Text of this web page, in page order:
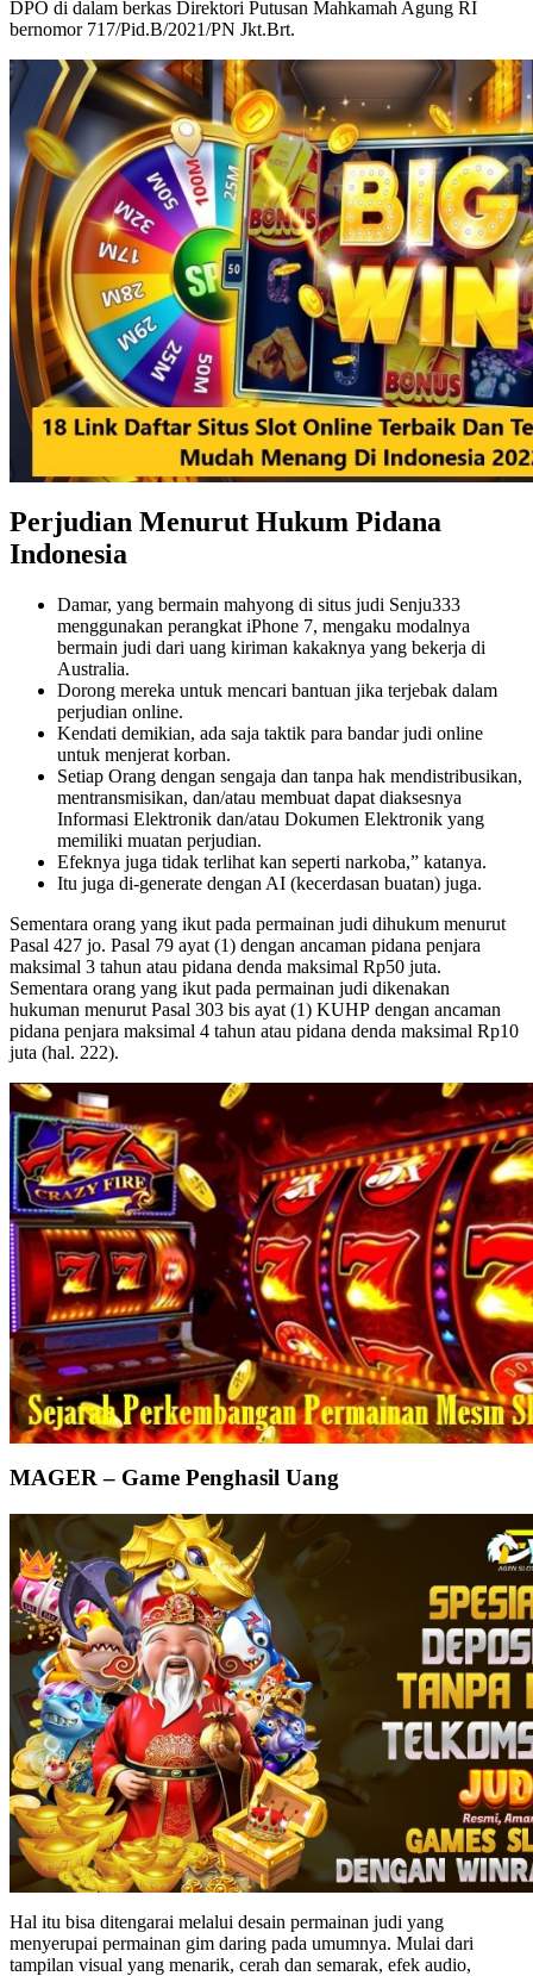
DPO di dalam berkas Direktori Putusan Mahkamah Agung RI
bernomor 717/Pid.B/2021/PN Jkt.Brt.
Perjudian Menurut Hukum Pidana
Indonesia
Damar, yang bermain mahyong di situs judi Senju333
menggunakan perangkat iPhone 7, mengaku modalnya
bermain judi dari uang kiriman kakaknya yang bekerja di
Australia.
Dorong mereka untuk mencari bantuan jika terjebak dalam
perjudian online.
Kendati demikian, ada saja taktik para bandar judi online
untuk menjerat korban.
Setiap Orang dengan sengaja dan tanpa hak mendistribusikan,
mentransmisikan, dan/atau membuat dapat diaksesnya
Informasi Elektronik dan/atau Dokumen Elektronik yang
memiliki muatan perjudian.
Efeknya juga tidak terlihat kan seperti narkoba,” katanya.
Itu juga di-generate dengan AI (kecerdasan buatan) juga.
Sementara orang yang ikut pada permainan judi dihukum menurut
Pasal 427 jo. Pasal 79 ayat (1) dengan ancaman pidana penjara
maksimal 3 tahun atau pidana denda maksimal Rp50 juta.
Sementara orang yang ikut pada permainan judi dikenakan
hukuman menurut Pasal 303 bis ayat (1) KUHP dengan ancaman
pidana penjara maksimal 4 tahun atau pidana denda maksimal Rp10
juta (hal. 222).
MAGER – Game Penghasil Uang
Hal itu bisa ditengarai melalui desain permainan judi yang
menyerupai permainan gim daring pada umumnya. Mulai dari
tampilan visual yang menarik, cerah dan semarak, efek audio,